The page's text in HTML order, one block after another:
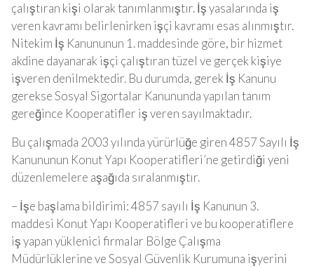
çalıştıran kişi olarak tanımlanmıştır. İş yasalarında iş
veren kavramı belirlenirken işçi kavramı esas alınmıştır.
Nitekim İş Kanununun 1. maddesinde göre, bir hizmet
akdine dayanarak işçi çalıştıran tüzel ve gerçek kişiye
işveren denilmektedir. Bu durumda, gerek İş Kanunu
gerekse Sosyal Sigortalar Kanununda yapılan tanım
gereğince Kooperatifler iş veren sayılmaktadır.
Bu çalışmada 2003 yılında yürürlüğe giren 4857 Sayılı İş
Kanununun Konut Yapı Kooperatifleri’ne getirdiği yeni
düzenlemelere aşağıda sıralanmıştır.
– İşe başlama bildirimi: 4857 sayılı İş Kanunun 3.
maddesi Konut Yapı Kooperatifleri ve bu kooperatiflere
iş yapan yüklenici firmalar Bölge Çalışma
Müdürlüklerine ve Sosyal Güvenlik Kurumuna işyerini